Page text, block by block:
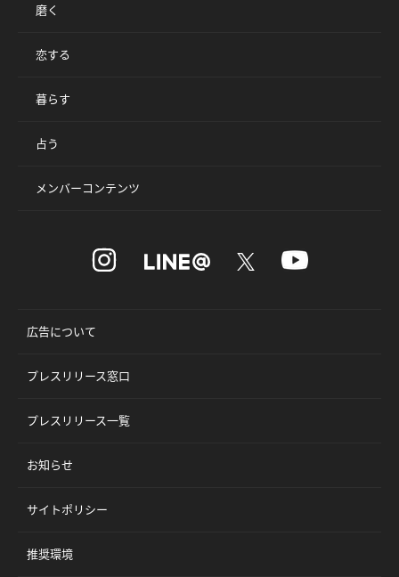
磨く
恋する
暮らす
占う
メンバーコンテンツ
広告について
プレスリリース窓口
プレスリリース一覧
お知らせ
サイトポリシー
推奨環境